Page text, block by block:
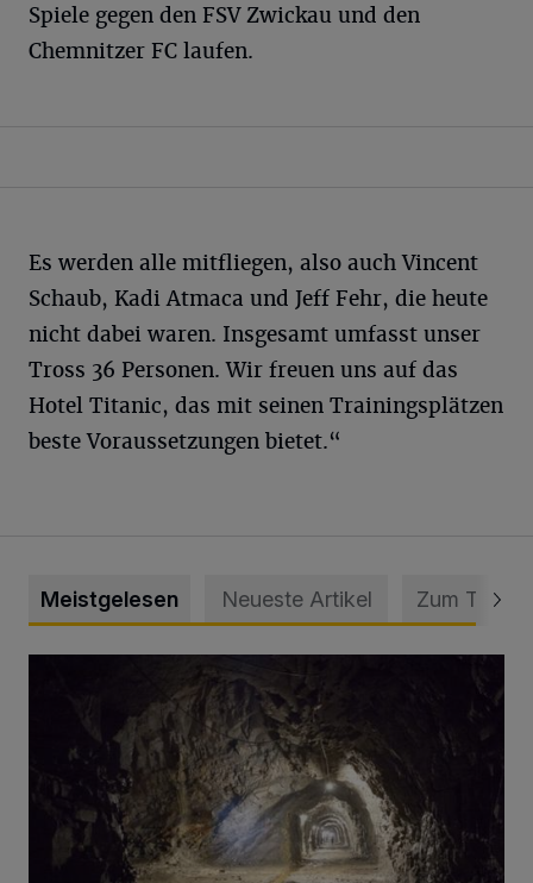
Spiele gegen den FSV Zwickau und den
Chemnitzer FC laufen.
Es werden alle mitfliegen, also auch Vincent
Schaub, Kadi Atmaca und Jeff Fehr, die heute
nicht dabei waren. Insgesamt umfasst unser
Tross 36 Personen. Wir freuen uns auf das
Hotel Titanic, das mit seinen Trainingsplätzen
beste Voraussetzungen bietet.“
Meistgelesen Neueste Artikel Zum Thema